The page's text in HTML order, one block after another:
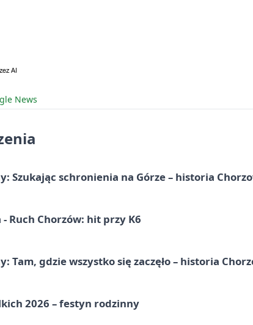
News
Szukając schronienia na Górze – historia
Ruch Chorzów: hit przy K6
Tam, gdzie wszystko się zaczęło – historia
2026 – festyn rodzinny